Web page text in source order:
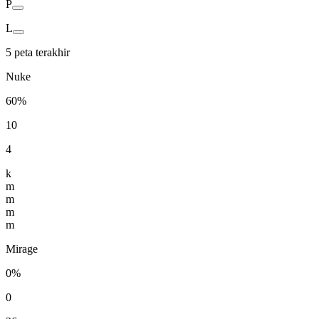
P
L
5 peta terakhir
Nuke
60%
10
4
k
m
m
m
m
Mirage
0%
0